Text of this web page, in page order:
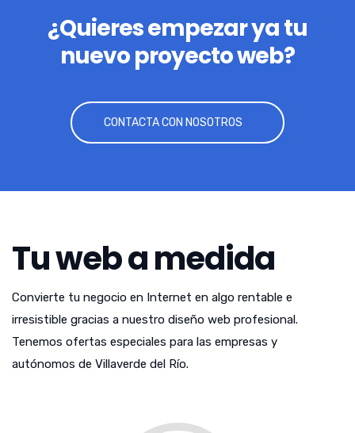
¿Quieres empezar ya tu
nuevo proyecto web?
CONTACTA CON NOSOTROS
Tu web a medida
Convierte tu negocio en Internet en algo rentable e
irresistible gracias a nuestro diseño web profesional.
Tenemos ofertas especiales para las empresas y
autónomos de Villaverde del Río.